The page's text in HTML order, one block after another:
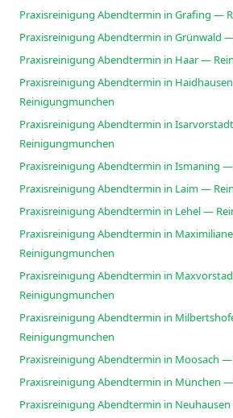
Praxisreinigung Abendtermin in Grafing —
Praxisreinigung Abendtermin in Grünwald
Praxisreinigung Abendtermin in Haar —
Praxisreinigung Abendtermin in
Reinigungmunchen
Praxisreinigung Abendtermin in
Reinigungmunchen
Praxisreinigung Abendtermin in Ismaning
Praxisreinigung Abendtermin in Laim —
Praxisreinigung Abendtermin in Lehel —
Praxisreinigung Abendtermin in
Reinigungmunchen
Praxisreinigung Abendtermin in
Reinigungmunchen
Praxisreinigung Abendtermin in
Reinigungmunchen
Praxisreinigung Abendtermin in Moosach
Praxisreinigung Abendtermin in München
Praxisreinigung Abendtermin in